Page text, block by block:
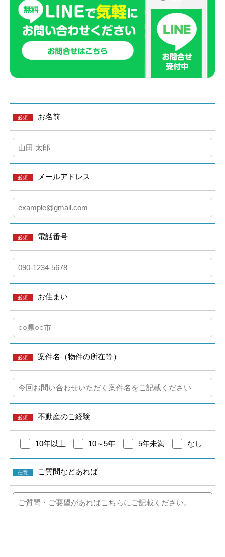
必須 お名前
必須 メールアドレス
必須 電話番号
必須 お住まい
必須 案件名（物件の所在等）
必須 不動産のご経験
10年以上 10～5年 5年未満 なし
任意 ご質問などあれば